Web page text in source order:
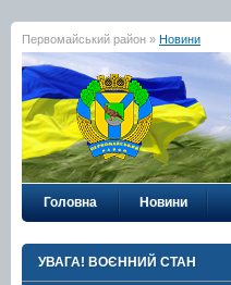
Первомайський район » Новини
Головна Новини
УВАГА! ВОЄННИЙ СТАН